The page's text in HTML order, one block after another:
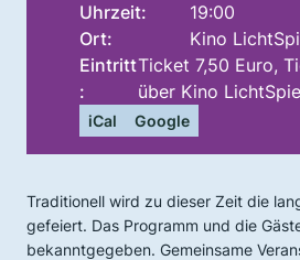
Uhrzeit:
19:00
Ort:
Kino
Eintritt
:
Ticket 7,50 Euro,
über Kino
iCal Google
Traditionell wird zu dieser Zeit die
gefeiert. Das Programm und die
bekanntgegeben. Gemeinsame